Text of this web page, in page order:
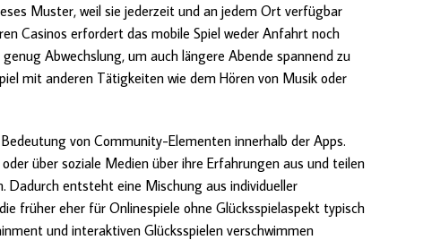
Muster, weil sie jederzeit und an jedem Ort verfügbar
Casinos erfordert das mobile Spiel weder Anfahrt noch
Abwechslung, um auch längere Abende spannend zu
mit anderen Tätigkeiten wie dem Hören von Musik oder
von Community-Elementen innerhalb der Apps.
über soziale Medien über ihre Erfahrungen aus und teilen
Dadurch entsteht eine Mischung aus individueller
früher eher für Onlinespiele ohne Glücksspielaspekt typisch
und interaktiven Glücksspielen verschwimmen